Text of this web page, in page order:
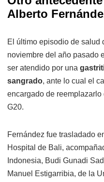
Alberto
El último episodio de salud
noviembre del año pasado
ser atendido por una
sangrado, ante lo cual el
encargado de reemplazarlo
G20.
Fernández fue trasladado
Hospital de Bali,
Indonesia, Budi Gunadi
Manuel Estigarribia, de la